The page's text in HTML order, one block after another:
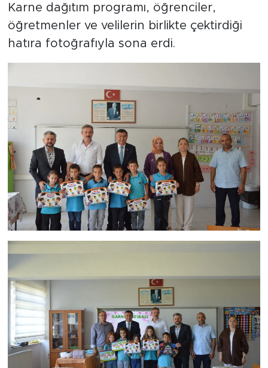
Karne dağıtım programı, öğrenciler,
öğretmenler ve velilerin birlikte çektirdiği
hatıra fotoğrafıyla sona erdi.